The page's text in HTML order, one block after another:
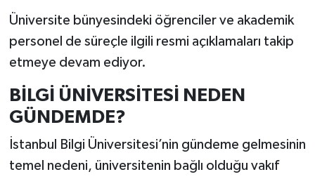
Üniversite bünyesindeki öğrenciler ve akademik
personel de süreçle ilgili resmi açıklamaları takip
etmeye devam ediyor.
BİLGİ ÜNİVERSİTESİ NEDEN
GÜNDEMDE?
İstanbul Bilgi Üniversitesi’nin gündeme gelmesinin
temel nedeni, üniversitenin bağlı olduğu vakıf